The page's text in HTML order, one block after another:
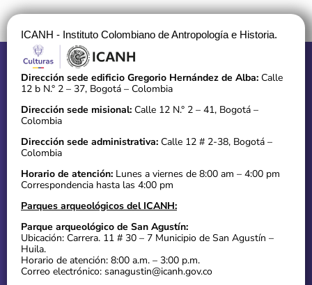
ICANH - Instituto Colombiano de Antropología e Historia.
Dirección sede edificio Gregorio Hernández de Alba: Calle
12 b N.° 2 – 37, Bogotá – Colombia
Dirección sede misional: Calle 12 N.° 2 – 41, Bogotá –
Colombia
Dirección sede administrativa: Calle 12 # 2-38, Bogotá –
Colombia
Horario de atención: Lunes a viernes de 8:00 am – 4:00 pm
Correspondencia hasta las 4:00 pm
Parques arqueológicos del ICANH:
Parque arqueológico de San Agustín:
Ubicación: Carrera. 11 # 30 – 7 Municipio de San Agustín –
Huila.
Horario de atención: 8:00 a.m. – 3:00 p.m.
Correo electrónico: sanagustin@icanh.gov.co